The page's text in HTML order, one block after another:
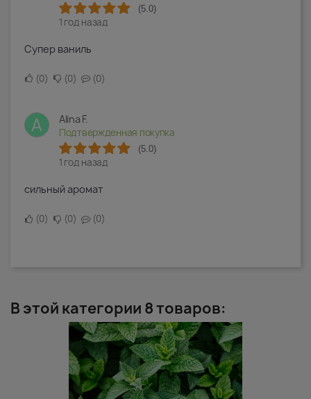
(5.0)
1 год назад
Супер ваниль
0 0 0
A Alina F.
Подтвержденная покупка
(5.0)
1 год назад
сильный аромат
0 0 0
В этой категории 8 товаров: